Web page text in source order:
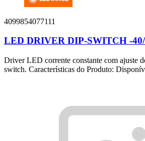
4099854077111
LED DRIVER DIP-SWITCH -
Driver LED corrente constante com ajuste
switch. Características do Produto: